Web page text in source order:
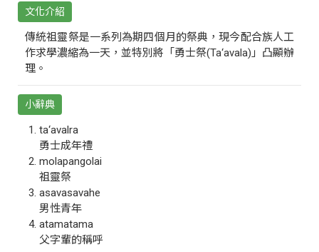
文化介紹
傳統祖靈祭是一系列為期四個月的祭典，現今配合族人工
作求學濃縮為一天，並特別將「勇士祭(Ta‘avala)」凸顯辦
理。
小辭典
ta‘avalra
勇士成年禮
molapangolai
祖靈祭
asavasavahe
男性青年
atamatama
父字輩的稱呼